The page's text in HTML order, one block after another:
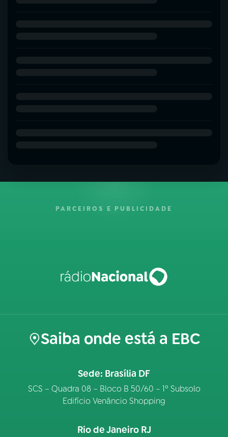
PARCEIROS E PUBLICIDADE
Saiba onde está a EBC
Sede: Brasília DF
SCS – Quadra 08 – Bloco B 50/60 – 1º Subsolo
Edifício Venâncio Shopping
Rio de Janeiro RJ